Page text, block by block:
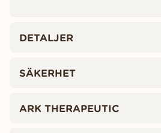
DETALJER
SÄKERHET
ARK THERAPEUTIC